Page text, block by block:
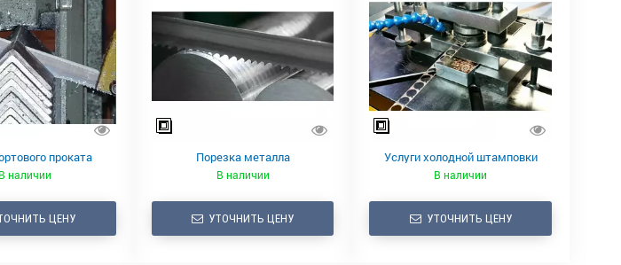
проката
В наличии
ЦЕНУ
Порезка металла
В наличии
УТОЧНИТЬ ЦЕНУ
Услуги холодной штамповки
В наличии
УТОЧНИТЬ ЦЕНУ